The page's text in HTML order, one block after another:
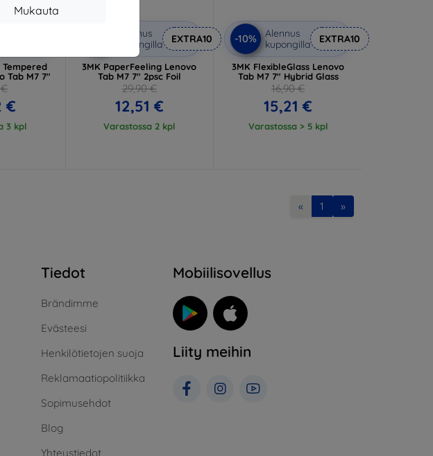
Mukauta
Tempered
Tab M7 7"
€
€
3 kpl
Alennus
kupongilla
EXTRA10
3MK PaperFeeling Lenovo
Tab M7 7" 2psc Foil
29,90 €
12,51 €
Varastossa 2 kpl
-10%
Alennus
kupongilla
EXTRA10
3MK FlexibleGlass Lenovo
Tab M7 7" Hybrid Glass
16,90 €
15,21 €
Varastossa > 5 kpl
« 1 »
Tiedot
Brändimme
Evästeesi
Henkilötietojen suoja
Reklamaatiopolitiikka
Sopimusehdot
Blog
Yhteystiedot
Mobiilisovellus
Liity meihin